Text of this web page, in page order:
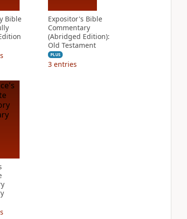
Bible
Expositor's Bible
Commentary
(Abridged Edition):
Old Testament
PLUS
3 entries